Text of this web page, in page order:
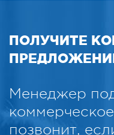
ПОЛУЧИТЕ
Менеджер
позвонит,